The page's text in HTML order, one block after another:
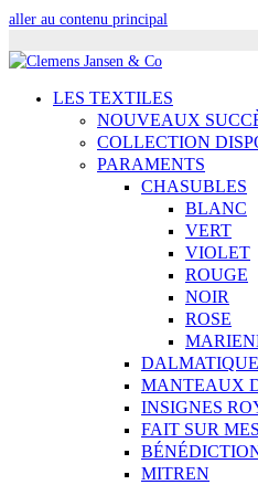
aller au contenu principal
LES TEXTILES
NOUVEAUX
COLLECTION
PARAMENTS
CHASUBLES
BLANC
VERT
VIOLET
ROUGE
NOIR
ROSE
MANTEAUX
INSIGNES
FAIT SUR
MITREN